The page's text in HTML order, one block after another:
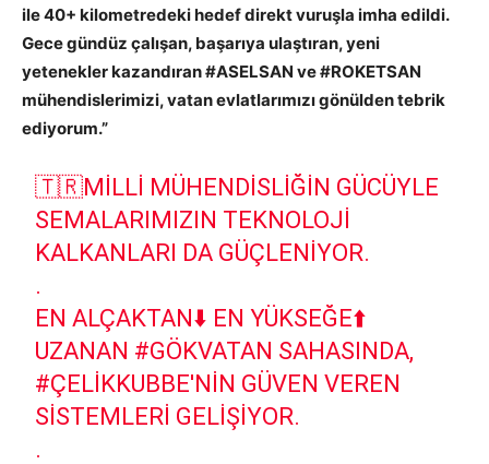
ile 40+ kilometredeki hedef direkt vuruşla imha edildi.
Gece gündüz çalışan, başarıya ulaştıran, yeni
yetenekler kazandıran #ASELSAN ve #ROKETSAN
mühendislerimizi, vatan evlatlarımızı gönülden tebrik
ediyorum.”
🇹🇷MILLI MÜHENDISLIĞIN GÜCÜYLE
SEMALARIMIZIN TEKNOLOJI
KALKANLARI DA GÜÇLENIYOR.
.
EN ALÇAKTAN⬇️ EN YÜKSEĞE⬆️
UZANAN #GÖKVATAN SAHASINDA,
#ÇELIKKUBBE'NIN GÜVEN VEREN
SISTEMLERI GELIŞIYOR.
.